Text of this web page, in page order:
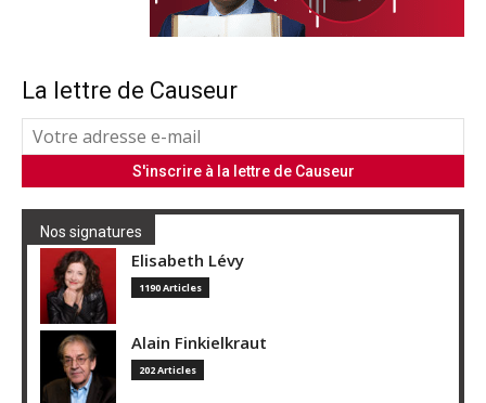
La lettre de Causeur
Nos signatures
Elisabeth Lévy
1190 Articles
Alain Finkielkraut
202 Articles